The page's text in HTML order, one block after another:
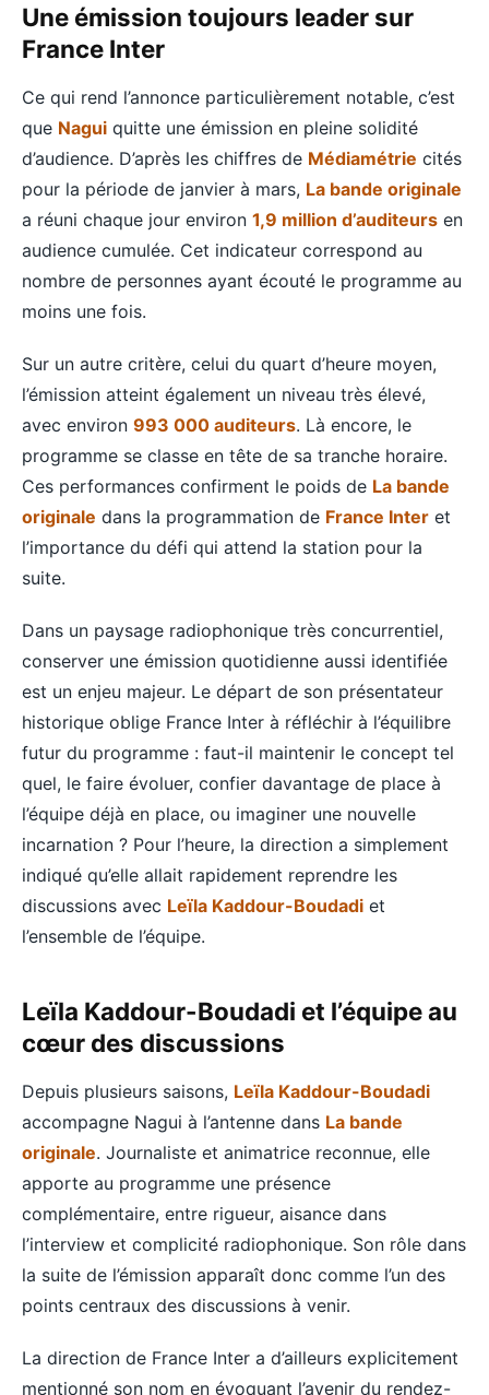
Une émission toujours leader sur
France Inter
Ce qui rend l’annonce particulièrement notable, c’est
que Nagui quitte une émission en pleine solidité
d’audience. D’après les chiffres de Médiamétrie cités
pour la période de janvier à mars, La bande originale
a réuni chaque jour environ 1,9 million d’auditeurs en
audience cumulée. Cet indicateur correspond au
nombre de personnes ayant écouté le programme au
moins une fois.
Sur un autre critère, celui du quart d’heure moyen,
l’émission atteint également un niveau très élevé,
avec environ 993 000 auditeurs. Là encore, le
programme se classe en tête de sa tranche horaire.
Ces performances confirment le poids de La bande
originale dans la programmation de France Inter et
l’importance du défi qui attend la station pour la
suite.
Dans un paysage radiophonique très concurrentiel,
conserver une émission quotidienne aussi identifiée
est un enjeu majeur. Le départ de son présentateur
historique oblige France Inter à réfléchir à l’équilibre
futur du programme : faut-il maintenir le concept tel
quel, le faire évoluer, confier davantage de place à
l’équipe déjà en place, ou imaginer une nouvelle
incarnation ? Pour l’heure, la direction a simplement
indiqué qu’elle allait rapidement reprendre les
discussions avec Leïla Kaddour-Boudadi et
l’ensemble de l’équipe.
Leïla Kaddour-Boudadi et l’équipe au
cœur des discussions
Depuis plusieurs saisons, Leïla Kaddour-Boudadi
accompagne Nagui à l’antenne dans La bande
originale. Journaliste et animatrice reconnue, elle
apporte au programme une présence
complémentaire, entre rigueur, aisance dans
l’interview et complicité radiophonique. Son rôle dans
la suite de l’émission apparaît donc comme l’un des
points centraux des discussions à venir.
La direction de France Inter a d’ailleurs explicitement
mentionné son nom en évoquant l’avenir du rendez-